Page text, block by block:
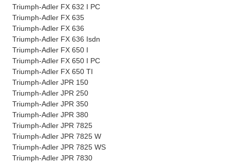
Triumph-Adler FX 632 I PC
Triumph-Adler FX 635
Triumph-Adler FX 636
Triumph-Adler FX 636 Isdn
Triumph-Adler FX 650 I
Triumph-Adler FX 650 I PC
Triumph-Adler FX 650 TI
Triumph-Adler JPR 150
Triumph-Adler JPR 250
Triumph-Adler JPR 350
Triumph-Adler JPR 380
Triumph-Adler JPR 7825
Triumph-Adler JPR 7825 W
Triumph-Adler JPR 7825 WS
Triumph-Adler JPR 7830